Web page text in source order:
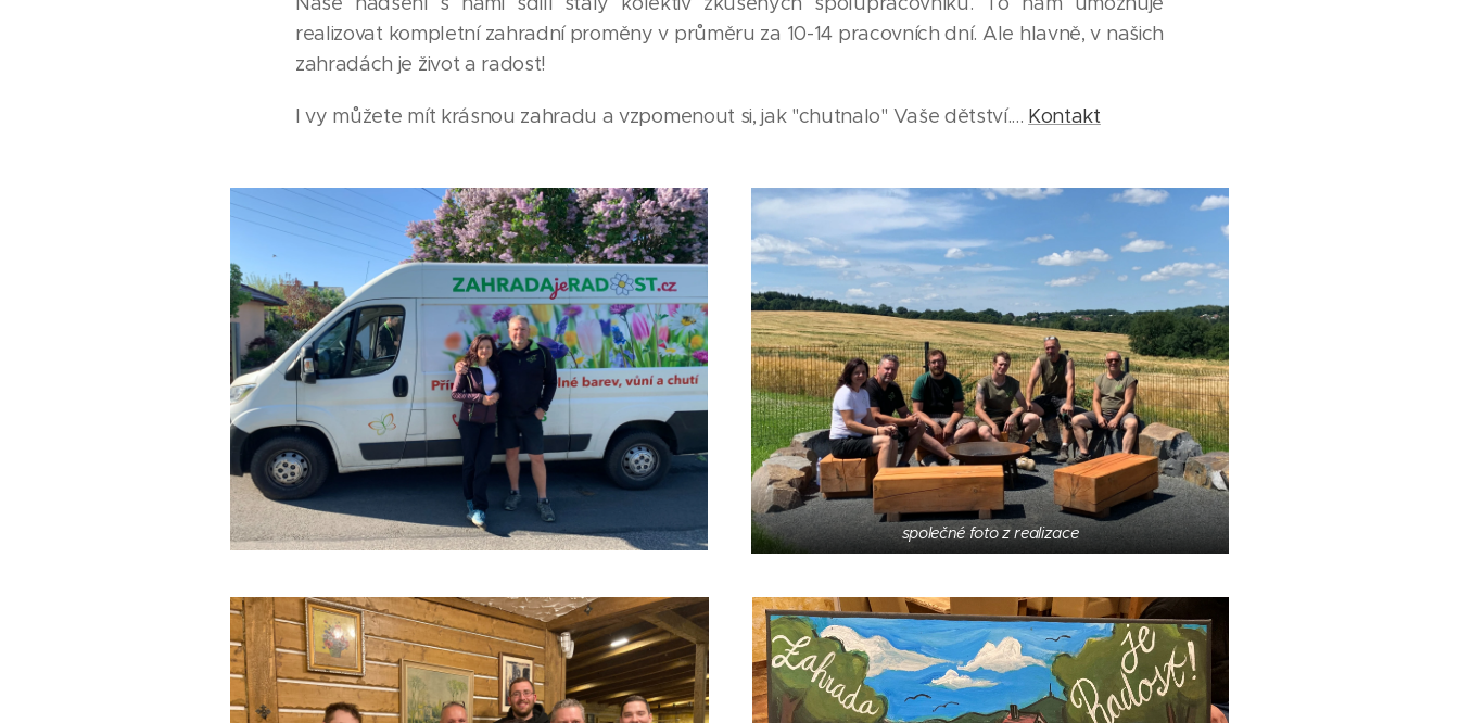
realizovat kompletní zahradní proměny v průměru za 10-14 pracovních dní. Ale hlavně, v našich
zahradách je život a radost!
I vy můžete mít krásnou zahradu a vzpomenout si, jak "chutnalo" Vaše dětství.... Kontakt
společné foto z realizace